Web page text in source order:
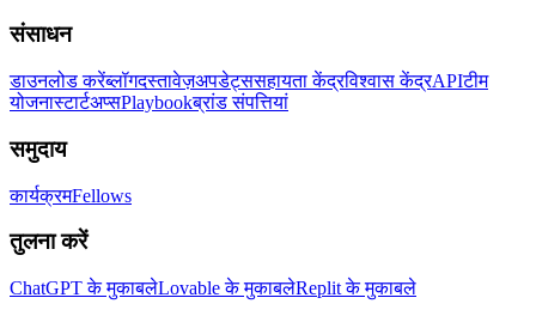
संसाधन
डाउनलोड करेंब्लॉगदस्तावेज़अपडेट्ससहायता केंद्रविश्वास केंद्रAPIटीम
योजनास्टार्टअप्सPlaybookब्रांड संपत्तियां
समुदाय
कार्यक्रमFellows
तुलना करें
ChatGPT के मुकाबलेLovable के मुकाबलेReplit के मुकाबले